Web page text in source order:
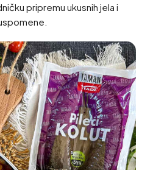
pripremu ukusnih jela i